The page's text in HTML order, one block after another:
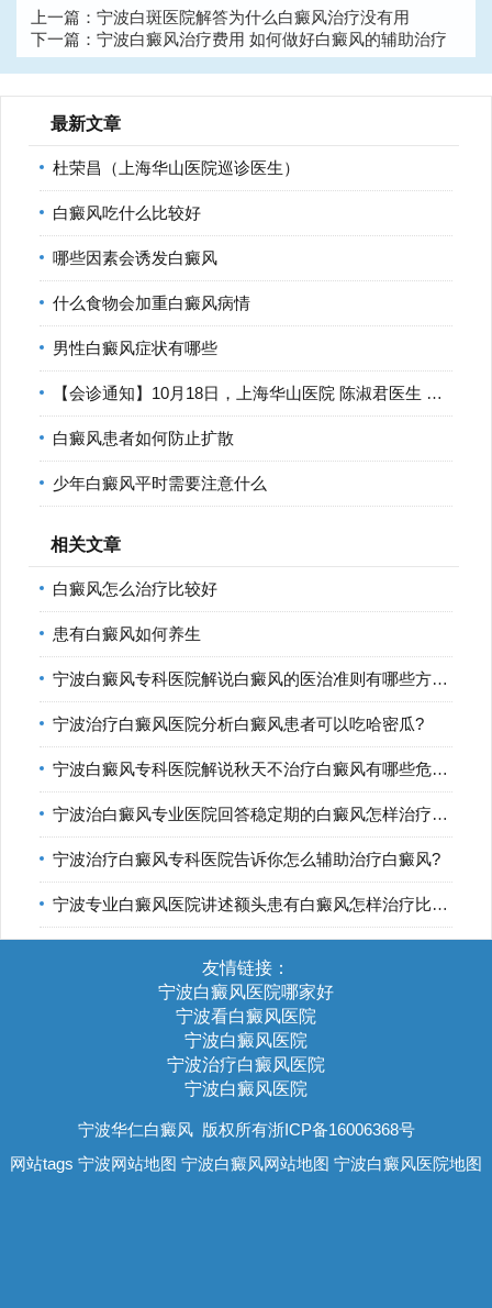
上一篇： 宁波白斑医院解答为什么白癜风治疗没有用
下一篇： 宁波白癜风治疗费用 如何做好白癜风的辅助治疗
工作
最新文章
杜荣昌（上海华山医院巡诊医生）
白癜风吃什么比较好
哪些因素会诱发白癜风
什么食物会加重白癜风病情
男性白癜风症状有哪些
【会诊通知】10月18日，上海华山医院 陈淑君医生 莅临宁波华仁
白癜风患者如何防止扩散
少年白癜风平时需要注意什么
相关文章
白癜风怎么治疗比较好
患有白癜风如何养生
宁波白癜风专科医院解说白癜风的医治准则有哪些方面?
宁波治疗白癜风医院分析白癜风患者可以吃哈密瓜?
宁波白癜风专科医院解说秋天不治疗白癜风有哪些危害?
宁波治白癜风专业医院回答稳定期的白癜风怎样治疗比较好?
宁波治疗白癜风专科医院告诉你怎么辅助治疗白癜风?
宁波专业白癜风医院讲述额头患有白癜风怎样治疗比较好?
友情链接：
宁波白癜风医院哪家好
宁波看白癜风医院
宁波白癜风医院
宁波治疗白癜风医院
宁波白癜风医院
宁波华仁白癜风版权所有浙ICP备16006368号
网站tags 宁波网站地图 宁波白癜风网站地图 宁波白癜风医院地图